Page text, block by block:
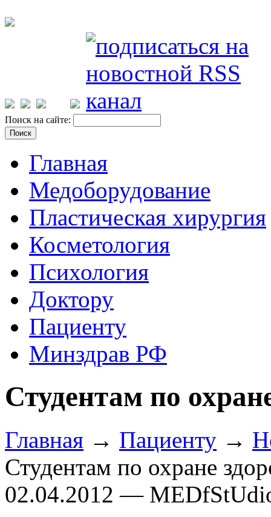
Поиск на сайте:
Главная
Медоборудование
Пластическая хирургия
Косметология
Психология
Доктору
Пациенту
Минздрав РФ
Студентам по
Главная → Пациенту →
Студентам по охране
02.04.2012 —